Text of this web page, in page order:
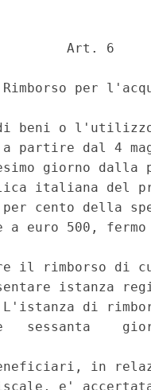
Art. 6
Rimborso per
beni o
partire dal 4
giorno dalla
italiana del
cento della
a euro 500,
il rimborso di
istanza
di
sessanta
in
e'